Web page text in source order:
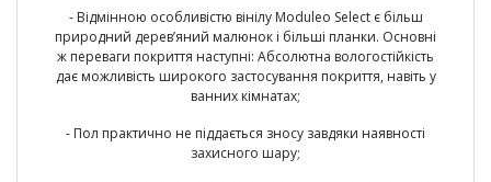
- Відмінною особливістю вінілу Moduleo Select є більш
природний дерев’яний малюнок і більші планки. Основні
ж переваги покриття наступні: Абсолютна вологостійкість
дає можливість широкого застосування покриття, навіть у
ванних кімнатах;
- Пол практично не піддається зносу завдяки наявності
захисного шару;